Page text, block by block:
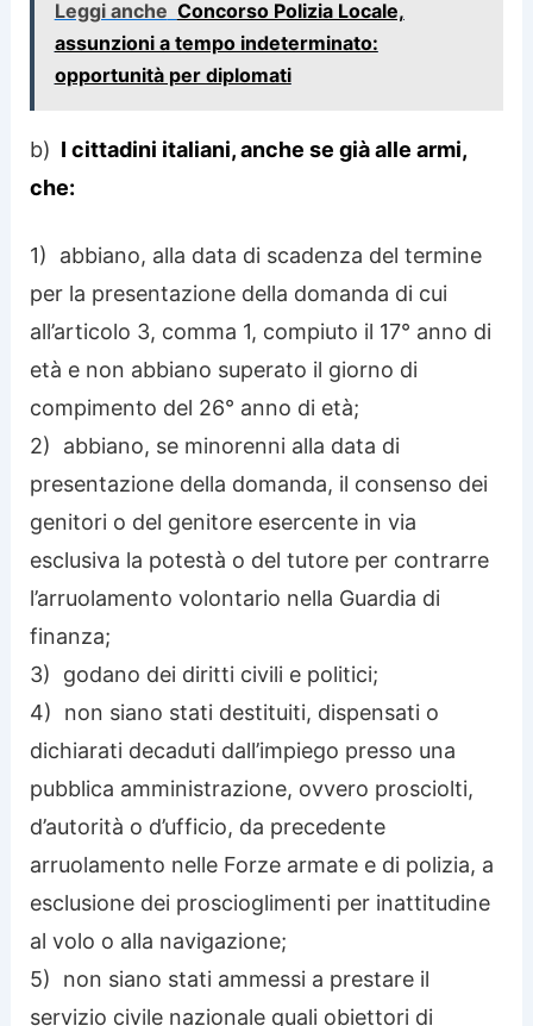
Leggi anche Concorso Polizia Locale,
assunzioni a tempo indeterminato:
opportunità per diplomati
b) I cittadini italiani, anche se già alle armi,
che:
1) abbiano, alla data di scadenza del termine
per la presentazione della domanda di cui
all’articolo 3, comma 1, compiuto il 17° anno di
età e non abbiano superato il giorno di
compimento del 26° anno di età;
2) abbiano, se minorenni alla data di
presentazione della domanda, il consenso dei
genitori o del genitore esercente in via
esclusiva la potestà o del tutore per contrarre
l’arruolamento volontario nella Guardia di
finanza;
3) godano dei diritti civili e politici;
4) non siano stati destituiti, dispensati o
dichiarati decaduti dall’impiego presso una
pubblica amministrazione, ovvero prosciolti,
d’autorità o d’ufficio, da precedente
arruolamento nelle Forze armate e di polizia, a
esclusione dei proscioglimenti per inattitudine
al volo o alla navigazione;
5) non siano stati ammessi a prestare il
servizio civile nazionale quali obiettori di